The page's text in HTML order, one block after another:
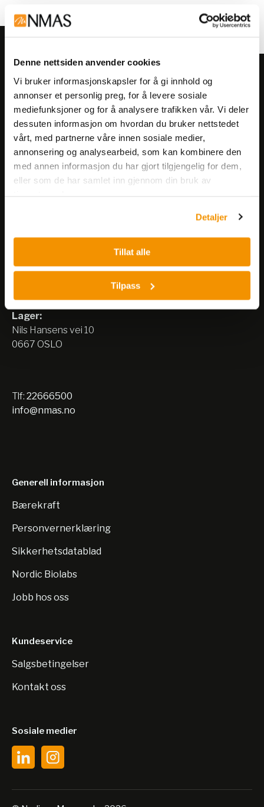
Denne nettsiden anvender cookies
Vi bruker informasjonskapsler for å gi innhold og
annonser et personlig preg, for å levere sosiale
mediefunksjoner og for å analysere trafikken vår. Vi deler
dessuten informasjon om hvordan du bruker nettstedet
vårt, med partnerne våre innen sosiale medier,
annonsering og analysearbeid, som kan kombinere den
med annen informasjon du har gjort tilgjengelig for dem,
eller som de har samlet inn gjennom din bruk av
Detaljer
Tillat alle
Tilpass
Meld deg på vårt nyhetsbrev!
Få informasjon om produkter,
arrangementer og kampanjer.
Meld på nyhetsbrev
Besøksadresse:
0667 OSLO
Lager:
Nils Hansens vei 10
0667 OSLO
Tlf: 22666500
info@nmas.no
Generell informasjon
Bærekraft
Personvernerklæring
Sikkerhetsdatablad
Nordic Biolabs
Jobb hos oss
Kundeservice
Salgsbetingelser
Kontakt oss
Sosiale medier